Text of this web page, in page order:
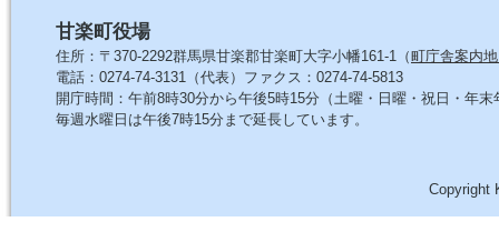
甘楽町役場
住所：〒370-2292群馬県甘楽郡甘楽町大字小幡161-1（町庁舎案内
電話：0274-74-3131（代表）ファクス：0274-74-5813
開庁時間：午前8時30分から午後5時15分（土曜・日曜・祝日・年末
毎週水曜日は午後7時15分まで延長しています。
Copyright